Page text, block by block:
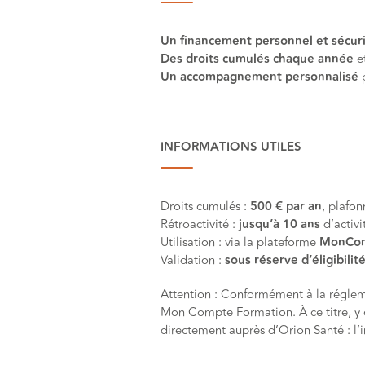
Un financement personnel et
Des droits cumulés chaque année
Un accompagnement personnalisé
INFORMATIONS UTILES
Droits cumulés : 500 € par an,
Rétroactivité : jusqu’à 10 ans
Utilisation : via la plateforme
Validation : sous réserve
Attention : Conformément à la
Mon Compte Formation. À ce titre, y
directement auprès d’Orion Santé :